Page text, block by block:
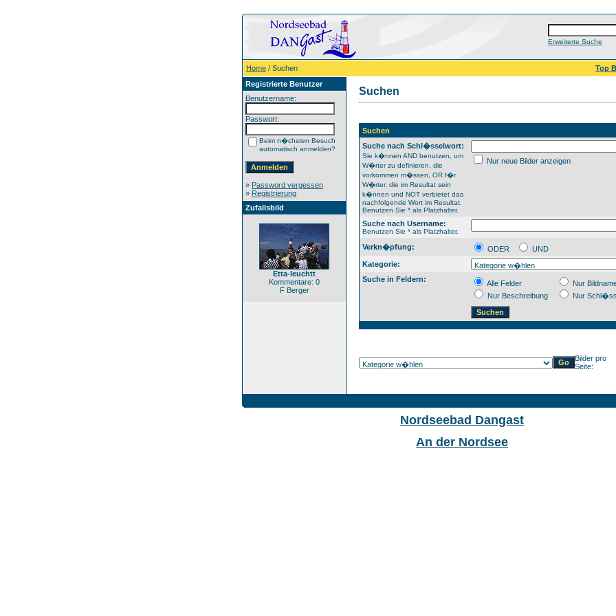
Erweiterte Suche
Home / Suchen Top
Registrierte Benutzer
Benutzername:
Passwort:
Beim n�chsten Besuch
automatisch anmelden?
» Password vergessen
» Registrierung
Zufallsbild
Etta-leuchtt
Kommentare: 0
F Berger
Suchen
Suchen
Suche nach Schl�sselwort:
Sie k�nnen AND benutzen, um
W�rter zu definieren, die
vorkommen m�ssen, OR f�r
W�rter, die im Resultat sein
k�nnen und NOT verbietet das
nachfolgende Wort im Resultat.
Benutzen Sie * als Platzhalter.
Nur neue Bilder anzeigen
Suche nach Username:
Benutzen Sie * als Platzhalter.
Verkn�pfung: ODER
UND
Kategorie:
Suche in Feldern:
Alle Felder
Nur
Nur Beschreibung
Nur
Bilder pro
Seite:
Nordseebad Dangast
An der Nordsee